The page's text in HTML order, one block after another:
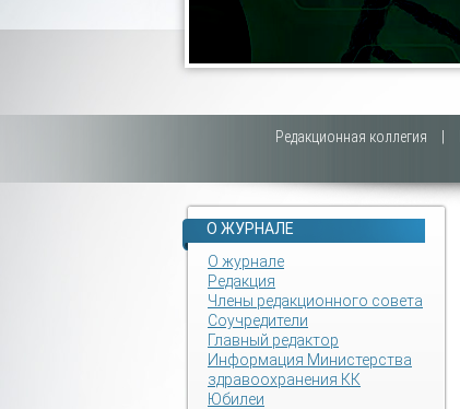
Редакционная коллегия
О ЖУРНАЛЕ
О журнале
Редакция
Члены редакционного совета
Соучредители
Главный редактор
Информация Министерства
здравоохранения КК
Юбилеи